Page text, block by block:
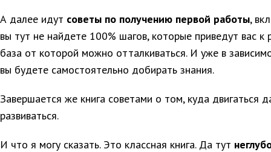
А далее идут советы по получению первой работы,
вы тут не найдете 100% шагов, которые приведут вас
база от которой можно отталкиваться. И уже в
вы будете самостоятельно добирать знания.
Завершается же книга советами о том, куда двигаться
развиваться.
И что я могу сказать. Это классная книга. Да тут